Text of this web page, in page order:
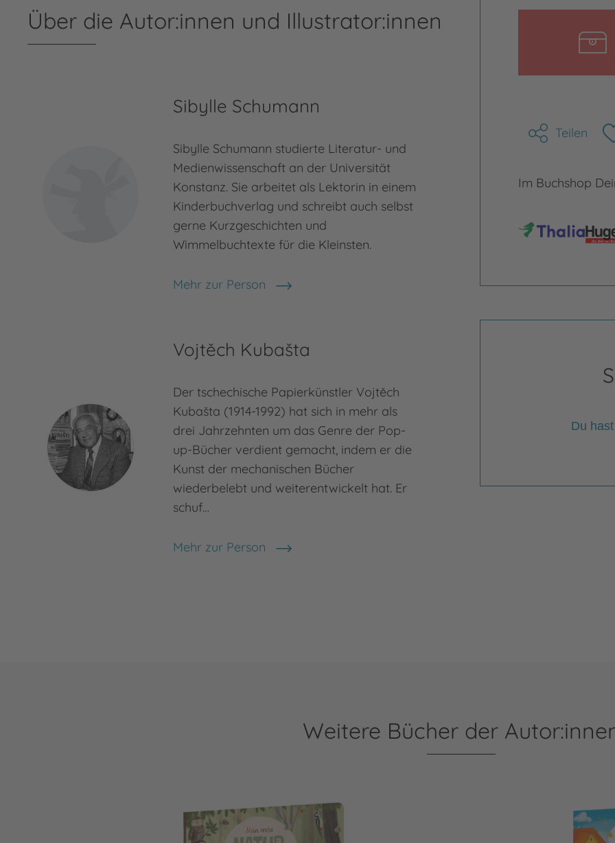
Teilen
Im Buchshop
Du
Über die Autor:innen und Illustrator:innen
Sibylle Schumann
Sibylle Schumann studierte Literatur- und
Medienwissenschaft an der Universität
Konstanz. Sie arbeitet als Lektorin in einem
Kinderbuchverlag und schreibt auch selbst
gerne Kurzgeschichten und
Wimmelbuchtexte für die Kleinsten.
Mehr zur Person
Sibylle Schumann
Vojtěch Kubašta
Der tschechische Papierkünstler Vojtěch
Kubašta (1914-1992) hat sich in mehr als
drei Jahrzehnten um das Genre der Pop-
up-Bücher verdient gemacht, indem er die
Kunst der mechanischen Bücher
wiederbelebt und weiterentwickelt hat. Er
schuf…
Mehr zur Person
Vojtěch Kubašta
Weitere Bücher der